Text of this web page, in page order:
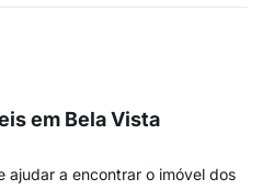
em Bela Vista
ajudar a encontrar o imóvel dos